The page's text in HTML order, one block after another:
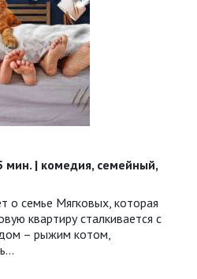
мин. | комедия, семейный,
о семье Мягковых, которая
квартиру сталкивается с
– рыжим котом,